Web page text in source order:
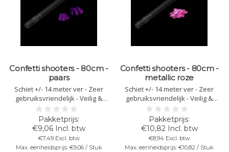
Confetti shooters - 80cm -
paars
Schiet +/- 14 meter ver - Zeer
gebruiksvriendelijk - Veilig &
brandvertragende - Lengte van
op: Richt het confetti kanon nooit
op anderen!
€9,06 Incl. btw
€7,49 Excl. btw
Max. eenheidsprijs: €9,06 / Stuk
Confetti shooters - 80cm -
metallic roze
Schiet +/- 14 meter ver - Zeer
gebruiksvriendelijk - Veilig &
brandvertragende - Lengte van
80cm - Kleur: metallic roze
confetti - Let op: Richt het confetti
kanon nooit op anderen!
€10,82 Incl. btw
€8,94 Excl. btw
Max. eenheidsprijs: €10,82 / Stuk